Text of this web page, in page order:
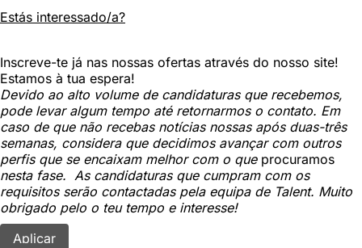
Estás interessado/a?
Inscreve-te já nas nossas ofertas através do nosso site!
Estamos à tua espera!
Devido ao alto volume de candidaturas que recebemos,
pode levar algum tempo até retornarmos o contato. Em
caso de que não recebas notícias nossas após duas-três
semanas, considera que decidimos avançar com outros
perfis que se encaixam melhor com o que procuramos
nesta fase. As candidaturas que cumpram com os
requisitos serão contactadas pela equipa de Talent. Muito
obrigado pelo o teu tempo e interesse!
Aplicar